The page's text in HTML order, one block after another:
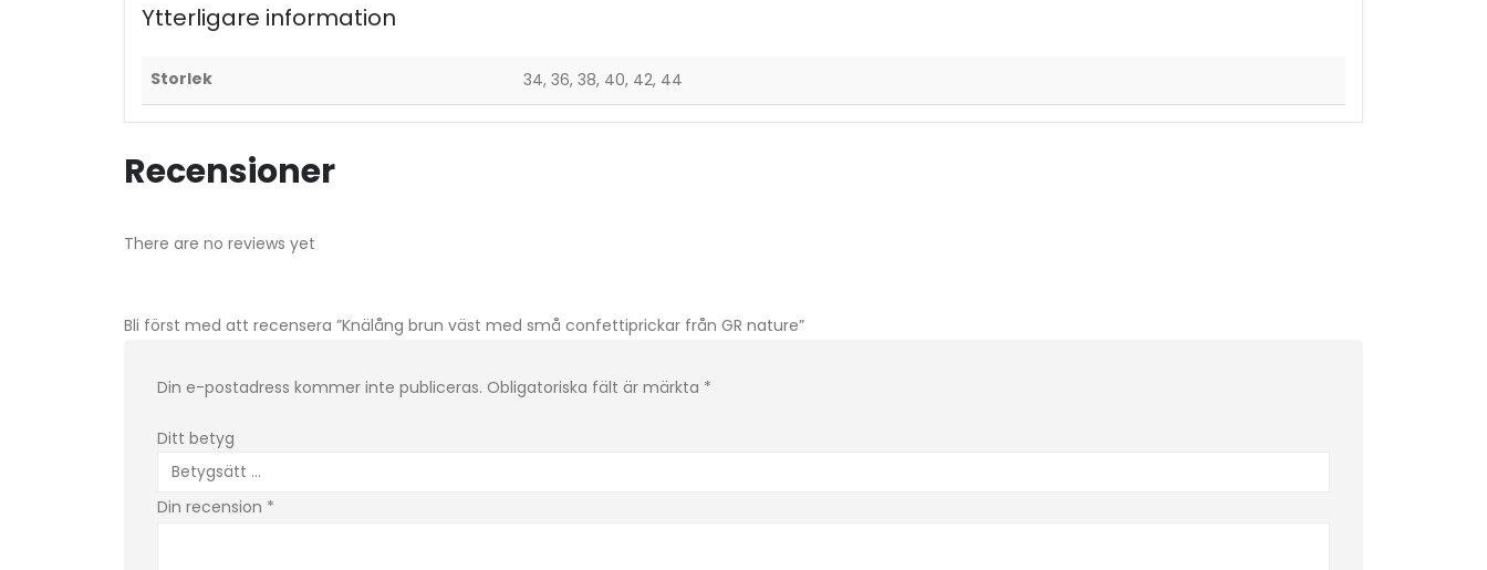
Ytterligare information
Storlek 34, 36, 38, 40, 42, 44
Recensioner
There are no reviews yet
Bli först med att recensera ”Knälång brun väst med små confettiprickar från GR nature”
Din e-postadress kommer inte publiceras. Obligatoriska fält är märkta *
Ditt betyg
Din recension *